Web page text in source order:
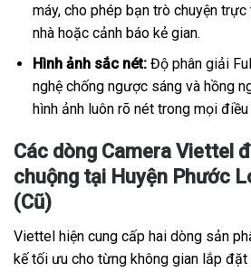
máy, cho phép bạn trò chuyện
nhà hoặc cảnh báo kẻ gian.
Hình ảnh sắc nét:Độ phân giải
nghệ chống ngược sáng và hồng
hình ảnh luôn rõ nét trong mọi điều
Các dòng Camera Viettel
chuộng tại Huyện Phước
(Cũ)
Viettel hiện cung cấp hai dòng sản
kế tối ưu cho từng không gian lắp đặt